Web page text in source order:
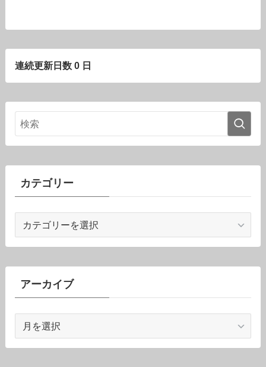
連続更新日数 0 日
カテゴリー
ゴ
ーアーカイブ
カ